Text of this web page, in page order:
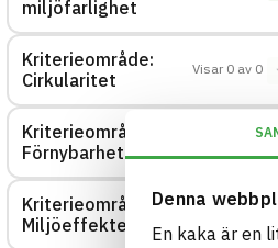
Denna
En kaka är en
miljöfarlighet
Kriterieområde:
Cirkularitet
Visar 0 av 0
Kriterieområde:
Förnybarhet
0
Kriterieområde:
Miljöeffekter – EPD
0